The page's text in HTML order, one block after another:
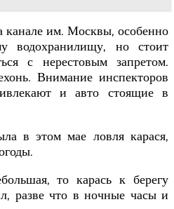
канале им. Москвы, особенно
водохранилищу, но стоит
с нерестовым запретом.
Внимание инспекторов
и авто стоящие в
в этом мае ловля карася,
то карась к берегу
разве что в ночные часы и